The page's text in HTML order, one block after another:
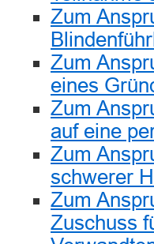
Zum
Zum
eines
Zum
auf eine
Zum
schwerer
Zum
Zuschuss